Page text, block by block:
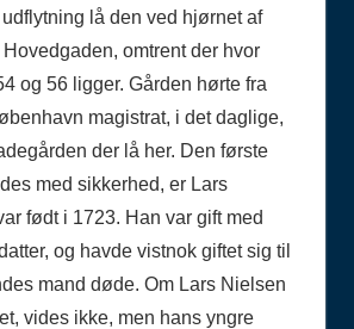
lå den ved hjørnet af
omtrent der hvor
og 56 ligger. Gården hørte fra
magistrat, i det daglige,
der lå her. Den første
med sikkerhed, er Lars
født i 1723. Han var gift med
og havde vistnok giftet sig til
mand døde. Om Lars Nielsen
vides ikke, men hans yngre